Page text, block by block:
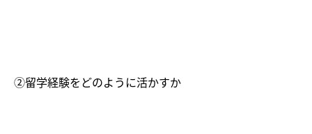
②留学経験をどのように活かすか